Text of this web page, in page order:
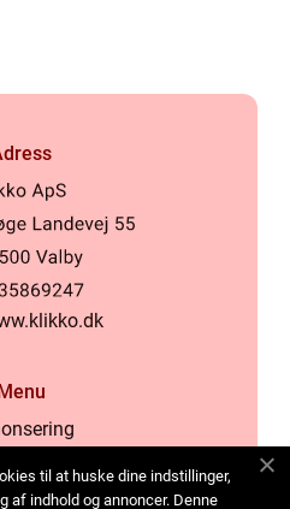
Menu
til at huske dine indstillinger,
af indhold og annoncer. Denne